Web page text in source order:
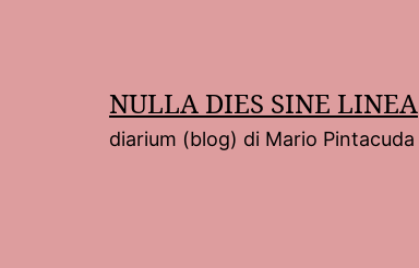
NULLA DIES SINE LINEA
diarium (blog) di Mario Pintacuda